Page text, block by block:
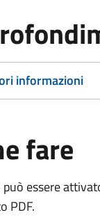
informazioni
fare
può essere
PDF.